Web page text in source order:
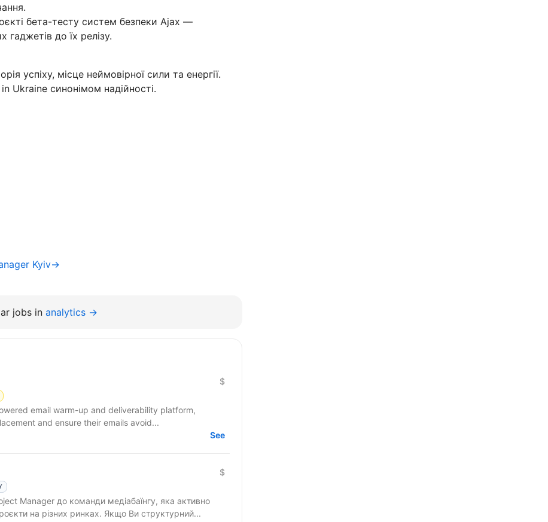
бета-тесту систем безпеки Ajax —
до їх релізу.
успіху, місце неймовірної сили та енергії.
Ukraine синонімом надійності.
Kyiv→
jobs in analytics →
$
email warm-up and deliverability platform,
and ensure their emails avoid...
See
$
Manager до команди медіабаїнгу, яка активно
на різних ринках. Якщо Ви структурний...